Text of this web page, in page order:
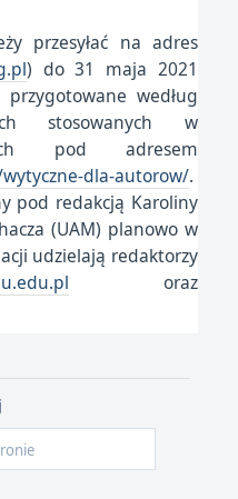
przesyłać na adres
) do 31 maja 2021
według
stosowanych w
pod adresem
dla-autorow/.
pod redakcją Karoliny
(UAM) planowo w
udzielają redaktorzy
oraz